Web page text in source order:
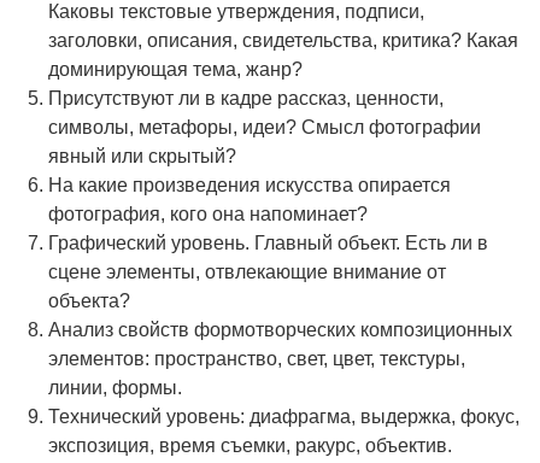
Каковы текстовые утверждения, подписи,
заголовки, описания, свидетельства, критика? Какая
доминирующая тема, жанр?
Присутствуют ли в кадре рассказ, ценности,
символы, метафоры, идеи? Смысл фотографии
явный или скрытый?
На какие произведения искусства опирается
фотография, кого она напоминает?
Графический уровень. Главный объект. Есть ли в
сцене элементы, отвлекающие внимание от
объекта?
Анализ свойств формотворческих композиционных
элементов: пространство, свет, цвет, текстуры,
линии, формы.
Технический уровень: диафрагма, выдержка, фокус,
экспозиция, время съемки, ракурс, объектив.